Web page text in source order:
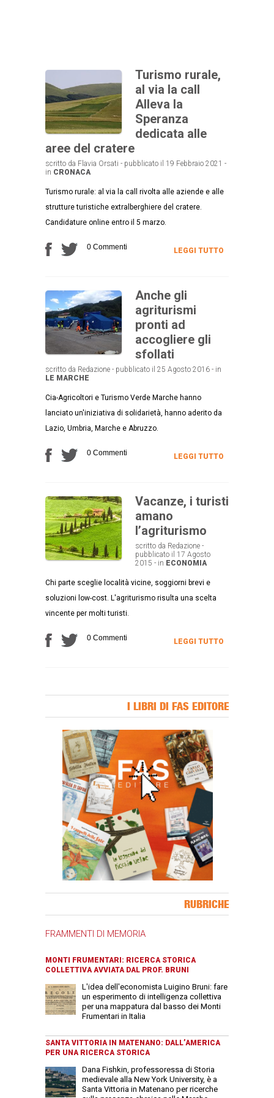
Turismo rurale,
al via la call
Alleva la
Speranza
dedicata alle
aree del cratere
scritto da Flavia Orsati - pubblicato il 19 Febbraio 2021 -
in CRONACA
Turismo rurale: al via la call rivolta alle aziende e alle
strutture turistiche extralberghiere del cratere.
Candidature online entro il 5 marzo.
0 Commenti LEGGI TUTTO
Anche gli
agriturismi
pronti ad
accogliere gli
sfollati
scritto da Redazione - pubblicato il 25 Agosto 2016 - in
LE MARCHE
Cia-Agricoltori e Turismo Verde Marche hanno
lanciato un'iniziativa di solidarietà, hanno aderito da
Lazio, Umbria, Marche e Abruzzo.
0 Commenti LEGGI TUTTO
Vacanze, i turisti
amano
l’agriturismo
scritto da Redazione -
pubblicato il 17 Agosto
2015 - in ECONOMIA
Chi parte sceglie località vicine, soggiorni brevi e
soluzioni low-cost. L'agriturismo risulta una scelta
vincente per molti turisti.
0 Commenti LEGGI TUTTO
I LIBRI DI FAS EDITORE
RUBRICHE
FRAMMENTI DI MEMORIA
MONTI FRUMENTARI: RICERCA STORICA
COLLETTIVA AVVIATA DAL PROF. BRUNI
L'idea dell'economista Luigino Bruni: fare
un esperimento di intelligenza collettiva
per una mappatura dal basso dei Monti
Frumentari in Italia
SANTA VITTORIA IN MATENANO: DALL’AMERICA
PER UNA RICERCA STORICA
Dana Fishkin, professoressa di Storia
medievale alla New York University, è a
Santa Vittoria in Matenano per ricerche